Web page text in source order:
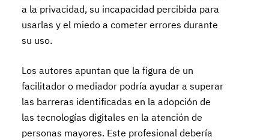
a la privacidad, su incapacidad percibida para
usarlas y el miedo a cometer errores durante
su uso.
Los autores apuntan que la figura de un
facilitador o mediador podría ayudar a superar
las barreras identificadas en la adopción de
las tecnologías digitales en la atención de
personas mayores. Este profesional debería